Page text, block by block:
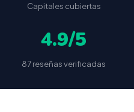
Capitales cubiertas
4.9/5
87 reseñas verificadas